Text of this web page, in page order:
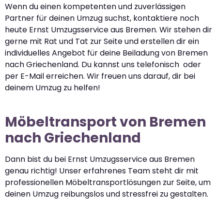
Wenn du einen kompetenten und zuverlässigen
Partner für deinen Umzug suchst, kontaktiere noch
heute Ernst Umzugsservice aus Bremen. Wir stehen dir
gerne mit Rat und Tat zur Seite und erstellen dir ein
individuelles Angebot für deine Beiladung von Bremen
nach Griechenland. Du kannst uns telefonisch oder
per E-Mail erreichen. Wir freuen uns darauf, dir bei
deinem Umzug zu helfen!
Möbeltransport von Bremen
nach Griechenland
Dann bist du bei Ernst Umzugsservice aus Bremen
genau richtig! Unser erfahrenes Team steht dir mit
professionellen Möbeltransportlösungen zur Seite, um
deinen Umzug reibungslos und stressfrei zu gestalten.